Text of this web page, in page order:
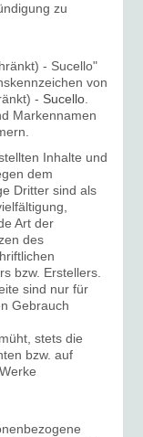
zu
- Sucello"
von
- Sucello
Markennamen
Inhalte und
dem
Dritter sind als
Art der
des
bzw. Erstellers.
sind nur für
Gebrauch
stets die
bzw. auf